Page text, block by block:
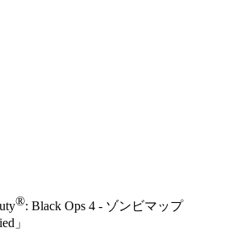
®: Black Ops 4 - ゾンビマップ
」